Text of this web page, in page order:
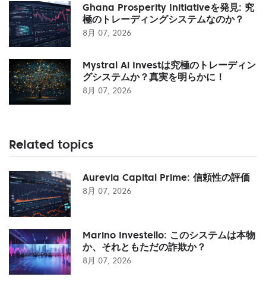
Ghana Prosperity Initiativeを発見: 究
極のトレーディングシステムなのか？
8月 07, 2026
Mystral Ai Investは究極のトレーディン
グシステムか？真実を明らかに！
8月 07, 2026
Related topics
Aurevia Capital Prime: 信頼性の評価
8月 07, 2026
Marino Investello: このシステムは本物
か、それともただの詐欺か？
8月 07, 2026